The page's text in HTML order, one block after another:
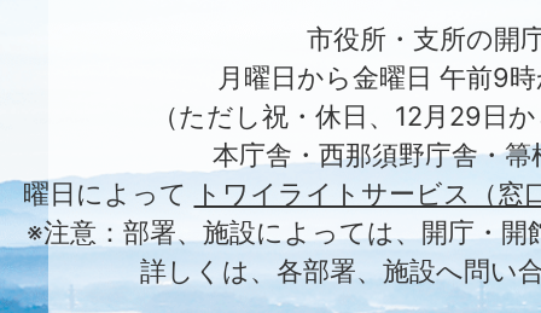
市役所・支所の開
月曜日から金曜日 午前9
（ただし祝・休日、12月29日
本庁舎・西那須野庁舎・
曜日によって
トワイライトサービス（窓
※注意：部署、施設によっては、開庁・
詳しくは、各部署、施設へ問い